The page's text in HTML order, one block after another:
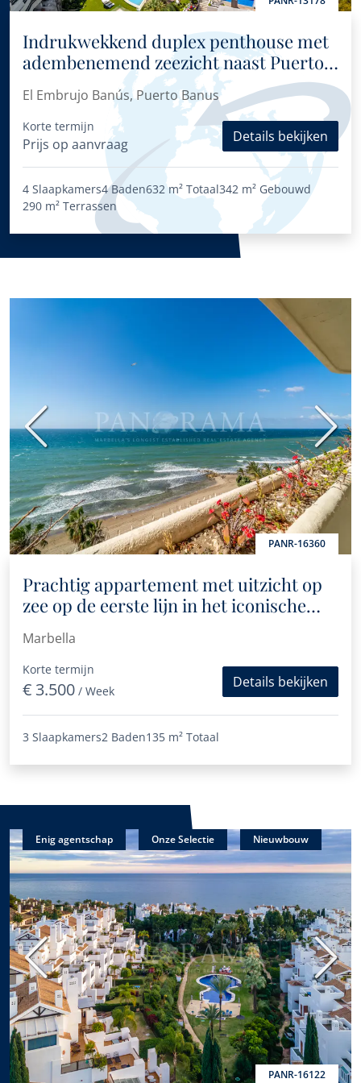
Indrukwekkend duplex penthouse met
adembenemend zeezicht naast Puerto
Banús
El Embrujo Banús, Puerto Banus
Korte termijn
Prijs op aanvraag Details bekijken
4 Slaapkamers4 Baden632 m² Totaal342 m² Gebouwd
290 m² Terrassen
PANR-16360
Vorige
Prachtig appartement met uitzicht op
zee op de eerste lijn in het iconische
Marbell Center-gebouw
Marbella
Korte termijn
€ 3.500 / Week
Details bekijken
3 Slaapkamers2 Baden135 m² Totaal
Vorige
Enig agentschap Onze Selectie Nieuwbouw
PANR-16122